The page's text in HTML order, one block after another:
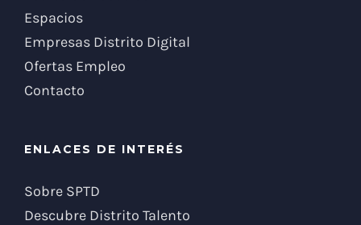
Espacios
Empresas Distrito Digital
Ofertas Empleo
Contacto
ENLACES DE INTERÉS
Sobre SPTD
Descubre Distrito Talento